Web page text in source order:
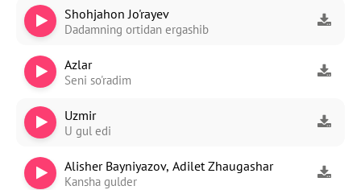
Shohjahon Jo'rayev
Dadamning ortidan ergashib
Azlar
Seni so'radim
Uzmir
U gul edi
Alisher Bayniyazov, Adilet Zhaugashar
Kansha gulder